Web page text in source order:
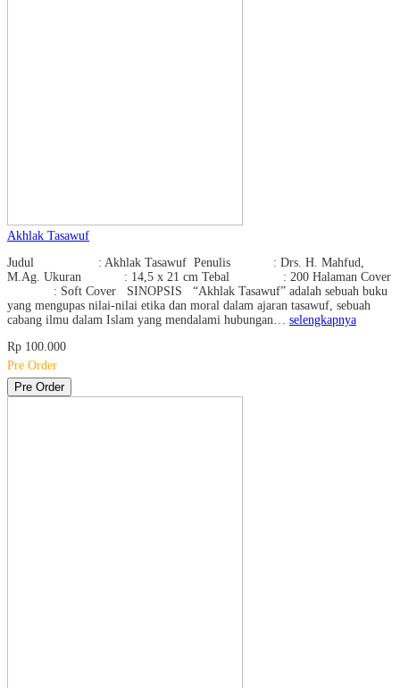
Akhlak Tasawuf
Judul : Akhlak Tasawuf Penulis : Drs. H. Mahfud,
M.Ag. Ukuran : 14,5 x 21 cm Tebal : 200 Halaman Cover
: Soft Cover SINOPSIS “Akhlak Tasawuf” adalah sebuah buku
yang mengupas nilai-nilai etika dan moral dalam ajaran tasawuf, sebuah
cabang ilmu dalam Islam yang mendalami hubungan… selengkapnya
Rp 100.000
Pre Order
Pre Order